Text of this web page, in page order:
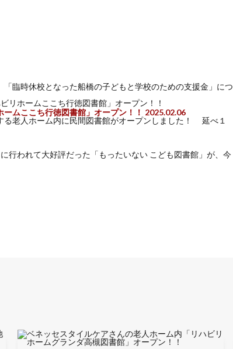
臨時休校となった船橋の子どもと学校のための支援金」につ
ムここち行徳図書館」オープン！！ 2025.02.06
る老人ホーム内に民間図書館がオープンしました！ 延べ１
行われて大好評だった「もったいない こども図書館」が、今